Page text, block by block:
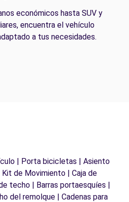
económicos hasta SUV y
encuentra el vehículo
a tus necesidades.
| Porta bicicletas | Asiento
de Movimiento | Caja de
techo | Barras portaesquíes |
del remolque | Cadenas para